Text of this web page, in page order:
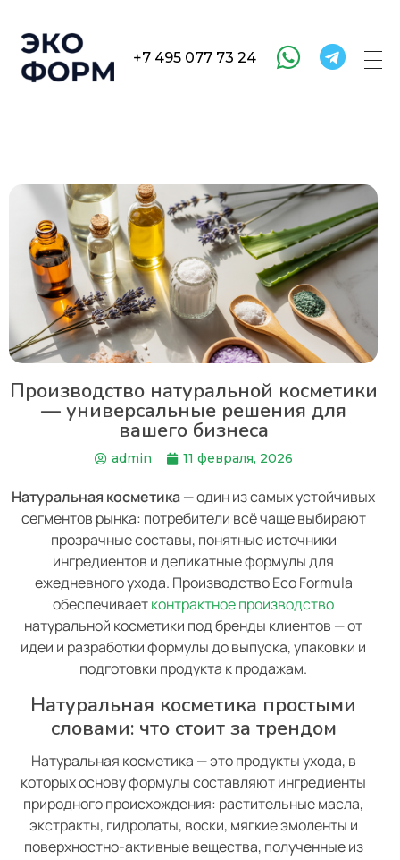
+7 495 077 73 24
Производство натуральной косметики
— универсальные решения для
вашего бизнеса
admin 11 февраля, 2026
Натуральная косметика— один из самых устойчивых
сегментов рынка: потребители всё чаще выбирают
прозрачные составы, понятные источники
ингредиентов и деликатные формулы для
ежедневного ухода. Производство Eco Formula
обеспечиваетконтрактное производство
натуральной косметики под бренды клиентов — от
идеи и разработки формулы до выпуска, упаковки и
подготовки продукта к продажам.
Натуральная косметика простыми
словами: что стоит за трендом
Натуральная косметика — это продукты ухода, в
которых основу формулы составляют ингредиенты
природного происхождения: растительные масла,
экстракты, гидролаты, воски, мягкие эмоленты и
поверхностно-активные вещества, полученные из